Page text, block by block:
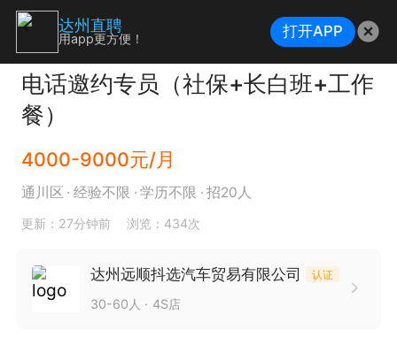
电话邀约专员（社保+长白班+工作
餐）
4000-9000元/月
通川区 经验不限 学历不限 招20人
更新：27分钟前 浏览：434次
达州远顺抖选汽车贸易有限公司 认证
30-60人 4S店
达州直聘
用app更方便！ 打开APP